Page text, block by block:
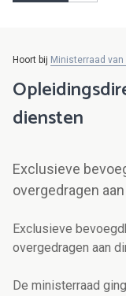
Hoort bij Ministerraad van
diensten
Exclusieve
overgedragen
Exclusieve
overgedragen aan
De ministerraad